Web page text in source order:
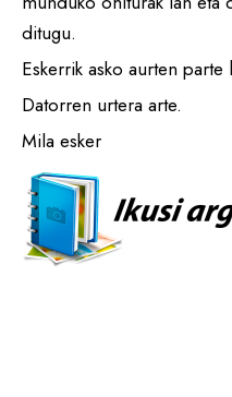
ditugu.
Eskerrik asko aurten
Datorren urtera arte.
Mila esker